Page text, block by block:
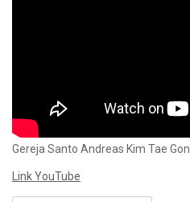
Gereja Santo Andreas Kim Tae Gon
Link YouTube